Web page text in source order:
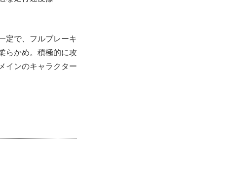
定で、フルブレーキ
らかめ。積極的に攻
インのキャラクター